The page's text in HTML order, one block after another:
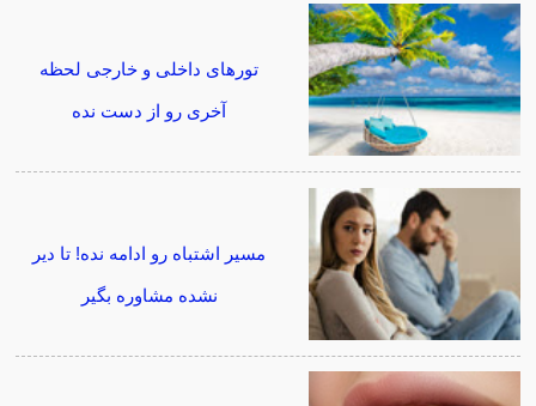
تورهای داخلی و خارجی لحظه
آخری رو از دست نده
مسیر اشتباه رو ادامه نده! تا دیر
نشده مشاوره بگیر